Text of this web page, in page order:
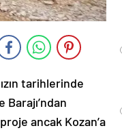
tarihlerinde
ancak Kozan’a